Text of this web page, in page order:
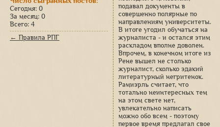
Сегодня: 0
За месяц: 0
Всего: 4
← Правила РПГ
подавал документы в
совершенно полярные по
направлениям университеты.
В итоге угодил обучаться на
журналиста - и остался этим
раскладом вполне доволен.
Впрочем, в конечном итоге из
Рене вышел не столько
журналист, сколько эдакий
литературный негритенок.
Рамиэрль считает, что
тотально неинтересных тем
на этом свете нет,
увлекательно написать
можно обо всем - поэтому
первое время предлагал свое